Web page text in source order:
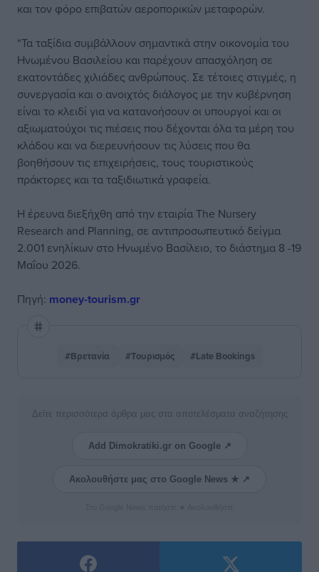
και τον φόρο επιβατών αεροπορικών μεταφορών.
“Τα ταξίδια συμβάλλουν σημαντικά στην οικονομία του
Ηνωμένου Βασιλείου και παρέχουν απασχόληση σε
εκατοντάδες χιλιάδες ανθρώπους. Σε τέτοιες στιγμές, η
συνεργασία και ο ανοιχτός διάλογος με την κυβέρνηση
είναι το κλειδί για να κατανοήσουν οι υπουργοί και οι
αξιωματούχοι τις πιέσεις που δέχονται όλα τα μέρη του
κλάδου και να διερευνήσουν τις λύσεις που θα
βοηθήσουν τις επιχειρήσεις, τους τουριστικούς
πράκτορες και τα ταξιδιωτικά γραφεία.
Η έρευνα διεξήχθη από την εταιρία The Nursery
Research and Planning, σε αντιπροσωπευτικό δείγμα
2.001 ενηλίκων στο Ηνωμένο Βασίλειο, το διάστημα 8 -19
Μαΐου 2026.
Πηγή: money-tourism.gr
#Βρετανία #Τουρισμός #Late Bookings
Δείτε περισσότερα άρθρα μας στα αποτελέσματα αναζήτησης
Add Dimokratiki.gr on Google ↗
Ακολουθήστε μας στο Google News ★ ↗